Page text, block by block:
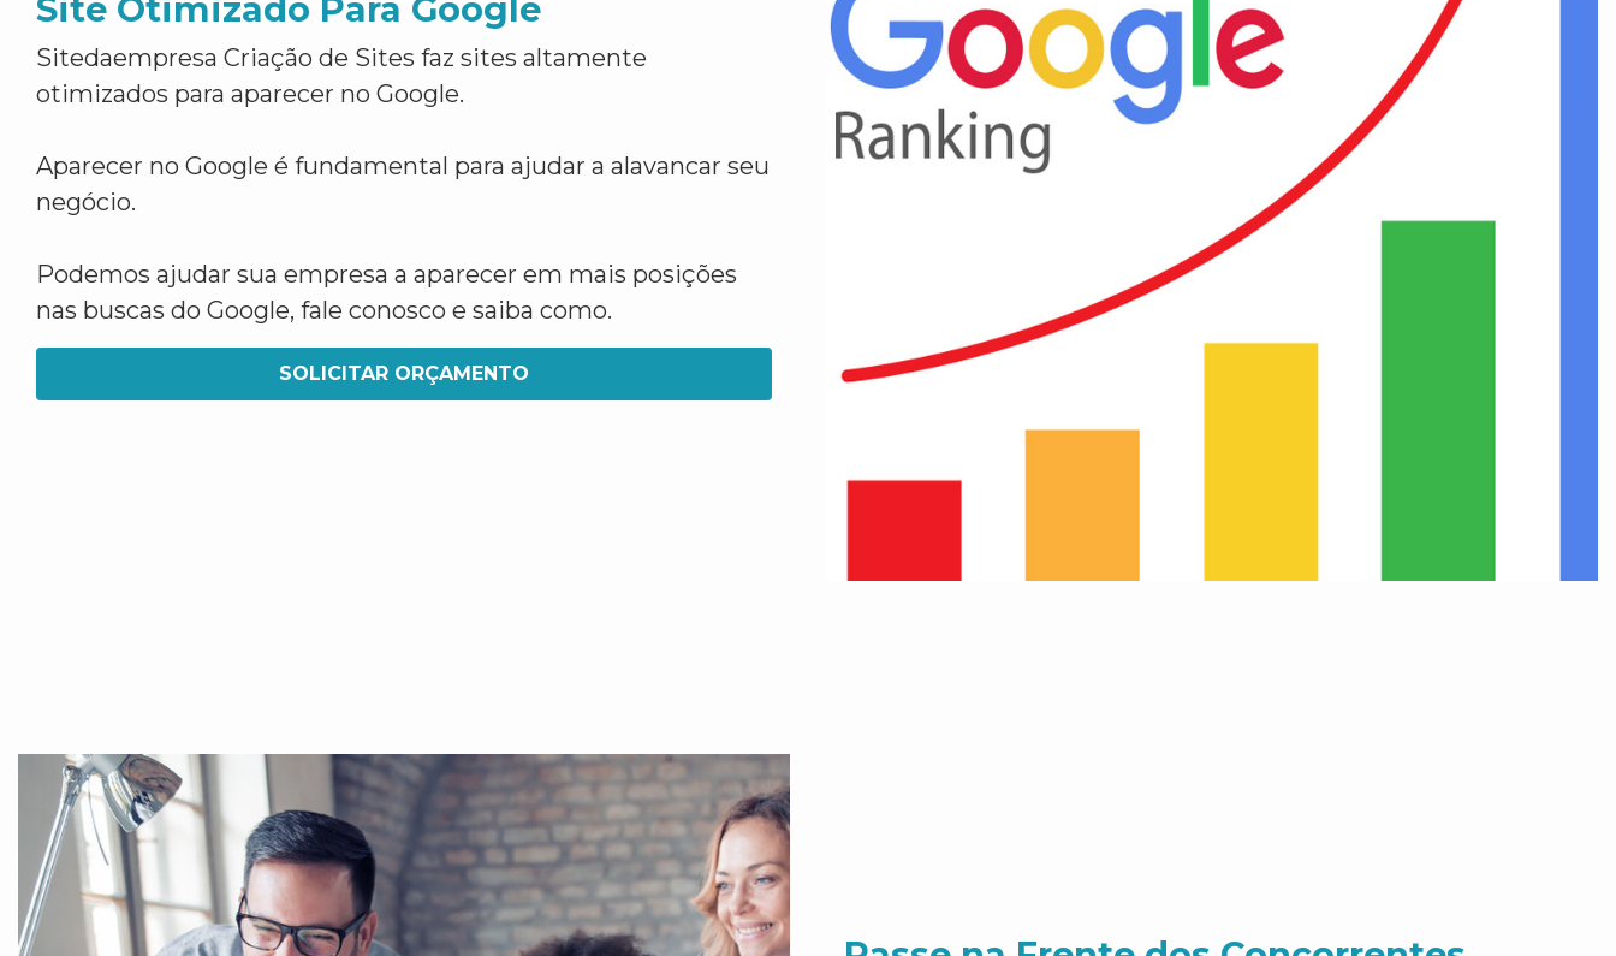
Site Otimizado Para Google
Sitedaempresa Criação de Sites faz sites altamente
otimizados para aparecer no Google.
Aparecer no Google é fundamental para ajudar a alavancar seu
negócio.
Podemos ajudar sua empresa a aparecer em mais posições
nas buscas do Google, fale conosco e saiba como.
SOLICITAR ORÇAMENTO